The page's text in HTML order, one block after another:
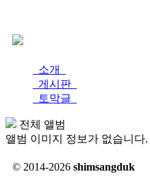
소개
게시판
토막글
전체 앨범
앨범 이미지 정보가 없습니다.
© 2014-2026 shimsangduk